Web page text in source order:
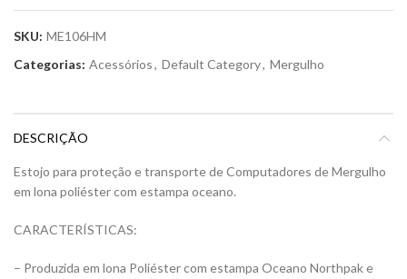
SKU: ME106HM
Categorias: Acessórios, Default Category, Mergulho
DESCRIÇÃO
Estojo para proteção e transporte de Computadores de Mergulho
em lona poliéster com estampa oceano.
CARACTERÍSTICAS:
– Produzida em lona Poliéster com estampa Oceano Northpak e